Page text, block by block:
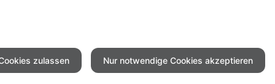
zulassen Nur notwendige Cookies akzeptieren